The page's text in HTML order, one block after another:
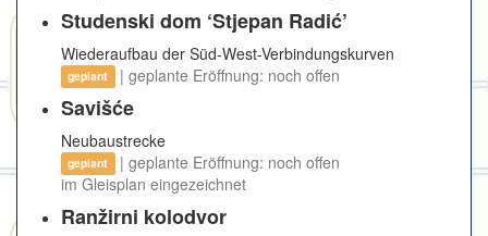
Studenski dom ‘Stjepan Radić’
Wiederaufbau der Süd-West-Verbindungskurven
geplant | geplante Eröffnung: noch offen
Savišće
Neubaustrecke
geplant
| geplante Eröffnung: noch offen
im Gleisplan eingezeichnet
Ranžirni kolodvor